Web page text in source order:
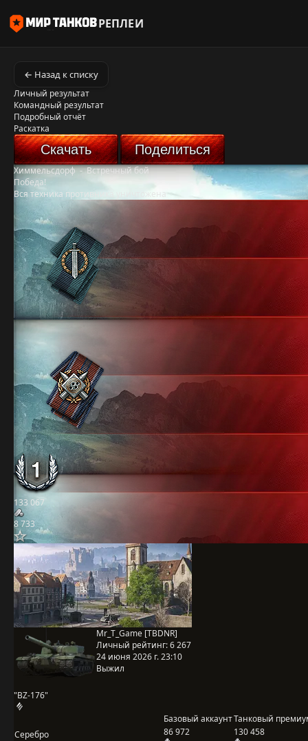
РЕПЛЕИ
← Назад к списку
Личный результат
Командный результат
Подробный отчёт
Раскатка
Скачать Поделиться
Химмельсдорф-Встречный бой
Победа!
Вся техника противника уничтожена
133 067
8 733
"BZ-176"
Mr_T_Game [TBDNR]
Личный рейтинг:6 267
24 июня 2026 г. 23:10
Выжил
Базовый аккаунтТанковый
Серебро
86 972
130 458